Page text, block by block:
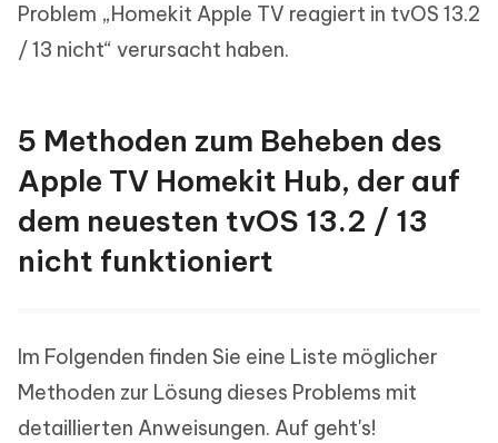
Problem „Homekit Apple TV reagiert in tvOS 13.2
/ 13 nicht“ verursacht haben.
5 Methoden zum Beheben des
Apple TV Homekit Hub, der auf
dem neuesten tvOS 13.2 / 13
nicht funktioniert
Im Folgenden finden Sie eine Liste möglicher
Methoden zur Lösung dieses Problems mit
detaillierten Anweisungen. Auf geht's!